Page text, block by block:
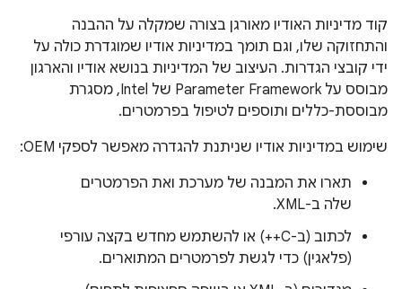
קוד מדיניות האודיו מאורגן בצורה שמקלה על ההבנה
והתחזוקה שלו, וגם תומך במדיניות אודיו שמוגדרת כולה על
ידי קובצי הגדרות. העיצוב של המדיניות בנושא אודיו והארגון
מבוסס על Parameter Framework של Intel, מסגרת
מבוססת-כללים ותוספים לטיפול בפרמטרים.
שימוש במדיניות אודיו שניתנת להגדרה מאפשר לספקי OEM:
תארו את המבנה של מערכת ואת הפרמטרים
שלה ב-XML.
לכתוב (ב-C++) או להשתמש מחדש בקצה עורפי
(פלאגין) כדי לגשת לפרמטרים המתוארים.